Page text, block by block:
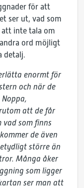
för att
ser ut, vad som
att inte tala om
ord möjligt
detalj.
enormt för
och när de
att de får
som finns
de även
större än
Många åker
som ligger
ser man att